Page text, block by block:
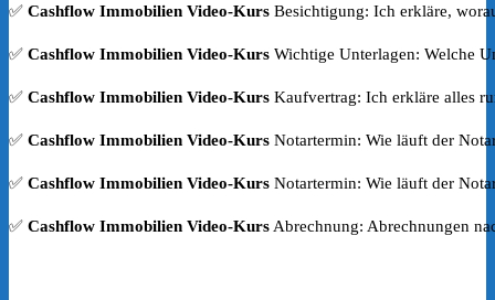
✅ Cashflow Immobilien Video-Kurs Besichtigung: Ich erkläre,
✅ Cashflow Immobilien Video-Kurs Wichtige Unterlagen: Welche
✅ Cashflow Immobilien Video-Kurs Kaufvertrag: Ich erkläre alles
✅ Cashflow Immobilien Video-Kurs Notartermin: Wie läuft der
✅ Cashflow Immobilien Video-Kurs Notartermin: Wie läuft der
✅ Cashflow Immobilien Video-Kurs Abrechnung: Abrechnungen